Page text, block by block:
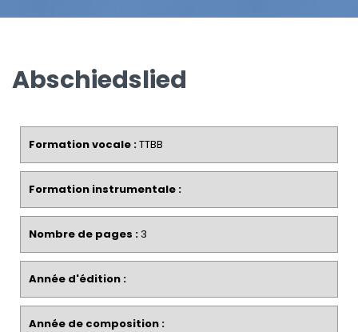
Abschiedslied
Formation vocale :TTBB
Formation instrumentale :
Nombre de pages :3
Année d'édition :
Année de composition :